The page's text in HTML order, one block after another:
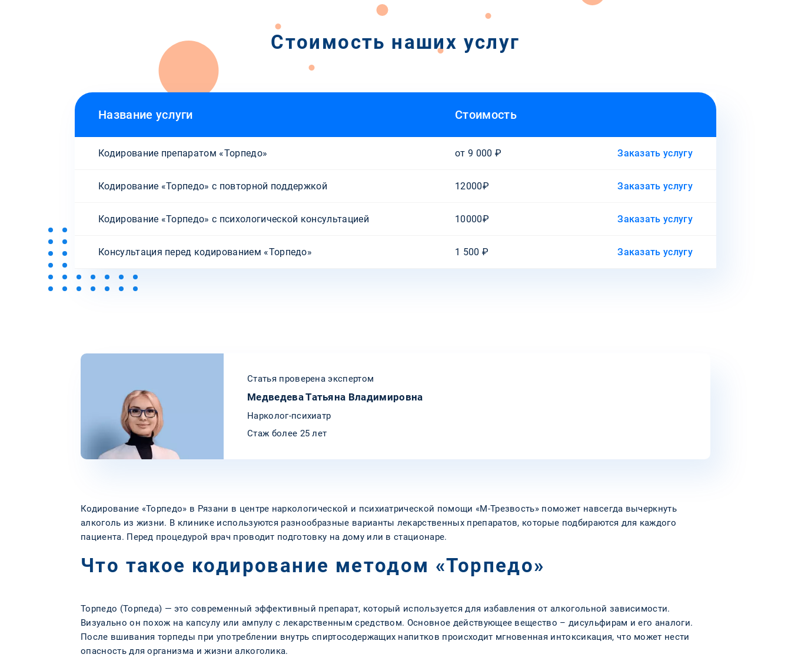
Стоимость наших услуг
Название услуги Стоимость
Кодирование препаратом «Торпедо» от 9 000 ₽ Заказать услугу
Кодирование «Торпедо» с повторной поддержкой 12000₽ Заказать услугу
Кодирование «Торпедо» с психологической консультацией 10000₽ Заказать услугу
Консультация перед кодированием «Торпедо» 1 500 ₽ Заказать услугу
Статья проверена экспертом
Медведева Татьяна Владимировна
Нарколог-психиатр
Стаж более 25 лет
Кодирование «Торпедо» в Рязани в центре наркологической и психиатрической помощи «М-Трезвость» поможет навсегда вычеркнуть
алкоголь из жизни. В клинике используются разнообразные варианты лекарственных препаратов, которые подбираются для каждого
пациента. Перед процедурой врач проводит подготовку на дому или в стационаре.
Что такое кодирование методом «Торпедо»
Торпедо (Торпеда) — это современный эффективный препарат, который используется для избавления от алкогольной зависимости.
Визуально он похож на капсулу или ампулу с лекарственным средством. Основное действующее вещество – дисульфирам и его аналоги.
После вшивания торпеды при употреблении внутрь спиртосодержащих напитков происходит мгновенная интоксикация, что может нести
опасность для организма и жизни алкоголика.